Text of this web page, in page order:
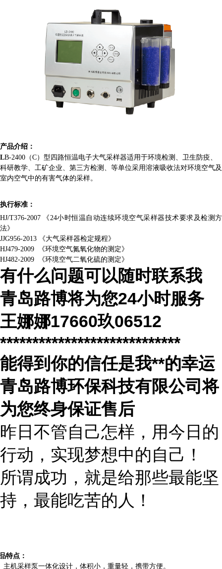
产品介绍：
LB-2400（C）型四路恒温电子大气采样器适用于环境检测、卫生防疫、
科研教学、工矿企业、第三方检测、等单位采用溶液吸收法对环境空气及
室内空气中的有害气体的采样。
执行标准 ：
HJ/T376-2007 《24小时恒温自动连续环境空气采样器技术要求及检测方
法》
JJG956-2013 《大气采样器检定规程》
HJ479-2009 《环境空气氮氧化物的测定》
HJ482-2009 《环境空气二氧化硫的测定》
有什么问题可以随时联系我
青岛路博将为您24小时服务
王娜娜17660玖06512
****************************
能得到你的信任是我**的幸运
青岛路博环保科技有限公司将
为您终身保证售后
昨日不管自己怎样，用今日的
行动，实现梦想中的自己！
所谓成功，就是给那些最能坚
持，最能吃苦的人！
特点：
主机采样泵一体化设计，体积小，重量轻，携带方便。